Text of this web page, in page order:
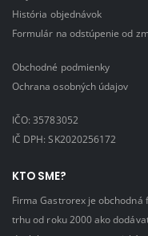
História objednávok
Formulár na odstúpenie od
Obchodné podmienky
Ochrana osobných údajov
IČO: 35783052
IČ DPH: SK2020256172
KTO SME?
Firma Gastrorex je obchodná
trhu od roku 2000 ako